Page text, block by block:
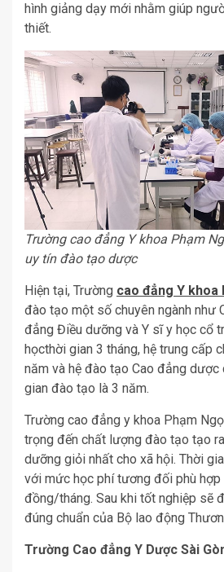
hình giảng dạy mới nhằm giúp
thiết.
Trường cao đẳng Y khoa Phạm
uy tín đào tạo dược
Hiện tại, Trường cao đẳng Y khoa
đào tạo một số chuyên ngành như
đẳng Điều dưỡng và Y sĩ y học cổ
họcthời gian 3 tháng, hệ trung cấp
năm và hệ đào tạo Cao đẳng dược
gian đào tạo là 3 năm.
Trường cao đẳng y khoa Phạm
trọng đến chất lượng đào tạo tạo
dưỡng giỏi nhất cho xã hội. Thời
với mức học phí tương đối phù hợp
đồng/tháng. Sau khi tốt nghiệp sẽ
đúng chuẩn của Bộ lao động
Trường Cao đẳng Y Dược Sài